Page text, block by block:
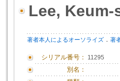
Lee, Keum-
著者本人によるオーソライズ ． 著
シリアル番号： 11295
別名：